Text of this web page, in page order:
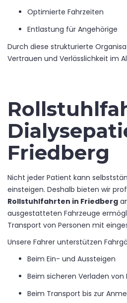
Optimierte Fahrzeiten
Entlastung für Angehörige
Durch diese strukturierte
Vertrauen und Verlässlichkeit im
Friedberg
Nicht jeder Patient kann
einsteigen. Deshalb bieten wir
Rollstuhlfahrten in Friedberg
ausgestatteten Fahrzeuge
Transport von Personen mit
Unsere Fahrer unterstützen
Beim Ein- und Aussteigen
Beim sicheren Verladen von
Beim Transport bis zur